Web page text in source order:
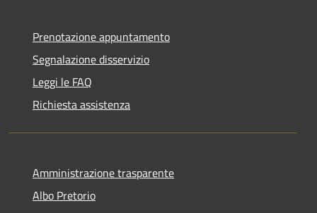
Prenotazione appuntamento
Segnalazione disservizio
Leggi le FAQ
Richiesta assistenza
Amministrazione trasparente
Albo Pretorio